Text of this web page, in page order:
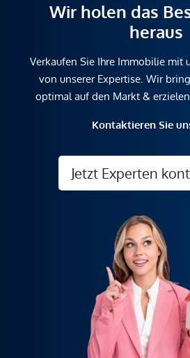
Wir holen das
heraus
Verkaufen Sie Ihre Immobilie mit
von unserer Expertise. Wir
optimal auf den Markt &
Kontaktieren Sie
Jetzt Experten